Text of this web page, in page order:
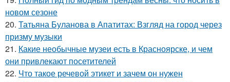
новом сезоне
20. Татьяна Буланова в Апатитах: Взгляд на город через
призму музыки
21. Какие необычные музеи есть в Красноярске, и чем
они привлекают посетителей
22. Что такое речевой этикет и зачем он нужен